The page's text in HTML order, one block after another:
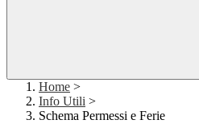
Home >
Info Utili >
Schema Permessi e Ferie